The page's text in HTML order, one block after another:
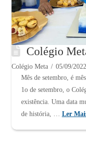
Colégio
Colégio Meta 05/09/2022
Mês de setembro, é
1o de setembro, o
existência. Uma data
de história, … Ler